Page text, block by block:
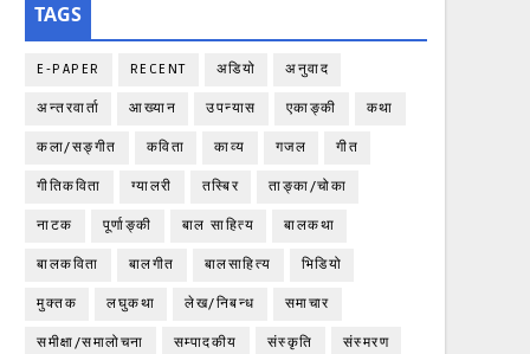
TAGS
E-PAPER RECENT अडियो अनुवाद
अन्तरवार्ता आख्यान उपन्यास एकाङ्‍की कथा
कला/सङ्गीत कविता काव्य गजल गीत
गीतिकविता ग्यालरी तस्बिर ताङ्‍का/चोका
नाटक पूर्णाङ्‍की बाल साहित्य बालकथा
बालकविता बालगीत बालसाहित्य भिडियो
मुक्तक लघुकथा लेख/निबन्ध समाचार
समीक्षा/समालोचना सम्पादकीय संस्कृति संस्मरण